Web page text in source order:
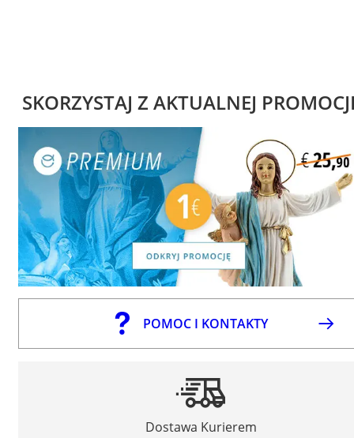
SKORZYSTAJ Z AKTUALNEJ
POMOC I KONTAKTY
Dostawa Kurierem